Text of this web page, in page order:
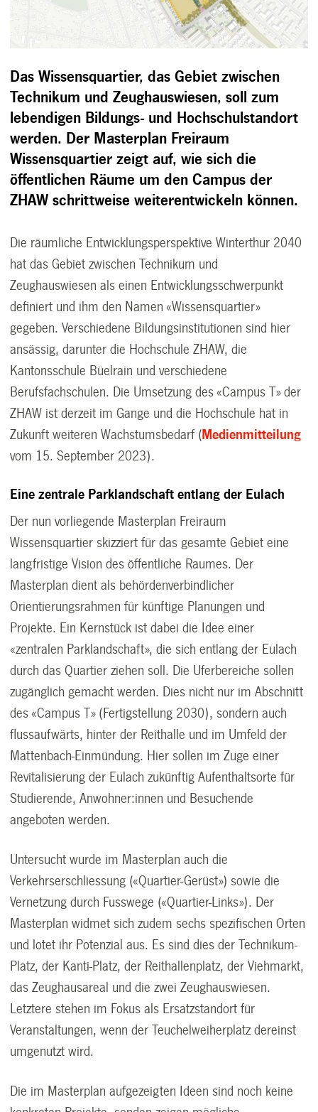
Das Wissensquartier, das Gebiet zwischen
Technikum und Zeughauswiesen, soll zum
lebendigen Bildungs- und Hochschulstandort
werden. Der Masterplan Freiraum
Wissensquartier zeigt auf, wie sich die
öffentlichen Räume um den Campus der
ZHAW schrittweise weiterentwickeln können.
Die räumliche Entwicklungsperspektive Winterthur 2040
hat das Gebiet zwischen Technikum und
Zeughauswiesen als einen Entwicklungsschwerpunkt
definiert und ihm den Namen «Wissensquartier»
gegeben. Verschiedene Bildungsinstitutionen sind hier
ansässig, darunter die Hochschule ZHAW, die
Kantonsschule Büelrain und verschiedene
Berufsfachschulen. Die Umsetzung des «Campus T» der
ZHAW ist derzeit im Gange und die Hochschule hat in
Zukunft weiteren Wachstumsbedarf (Medienmitteilung
vom 15. September 2023).
Eine zentrale Parklandschaft entlang der Eulach
Der nun vorliegende Masterplan Freiraum
Wissensquartier skizziert für das gesamte Gebiet eine
langfristige Vision des öffentliche Raumes. Der
Masterplan dient als behördenverbindlicher
Orientierungsrahmen für künftige Planungen und
Projekte. Ein Kernstück ist dabei die Idee einer
«zentralen Parklandschaft», die sich entlang der Eulach
durch das Quartier ziehen soll. Die Uferbereiche sollen
zugänglich gemacht werden. Dies nicht nur im Abschnitt
des «Campus T» (Fertigstellung 2030), sondern auch
flussaufwärts, hinter der Reithalle und im Umfeld der
Mattenbach-Einmündung. Hier sollen im Zuge einer
Revitalisierung der Eulach zukünftig Aufenthaltsorte für
Studierende, Anwohner:innen und Besuchende
angeboten werden.
Untersucht wurde im Masterplan auch die
Verkehrserschliessung («Quartier-Gerüst») sowie die
Vernetzung durch Fusswege («Quartier-Links»). Der
Masterplan widmet sich zudem sechs spezifischen Orten
und lotet ihr Potenzial aus. Es sind dies der Technikum-
Platz, der Kanti-Platz, der Reithallenplatz, der Viehmarkt,
das Zeughausareal und die zwei Zeughauswiesen.
Letztere stehen im Fokus als Ersatzstandort für
Veranstaltungen, wenn der Teuchelweiherplatz dereinst
umgenutzt wird.
Die im Masterplan aufgezeigten Ideen sind noch keine